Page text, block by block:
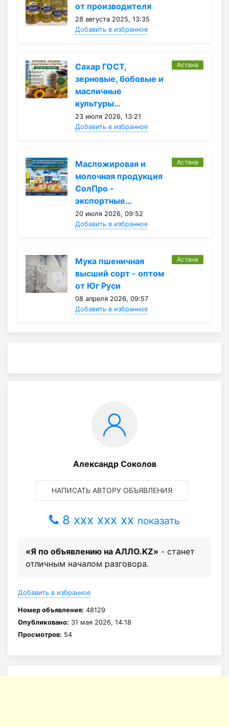
от производителя
28 августа 2025, 13:35
Добавить в избранное
Сахар ГОСТ,
зерновые, бобовые и
масличные
культуры…
23 июля 2026, 13:21
Добавить в избранное
Астана
Масложировая и
молочная продукция
СолПро -
экспортные…
20 июля 2026, 09:52
Добавить в избранное
Астана
Мука пшеничная
высший сорт - оптом
от Юг Руси
08 апреля 2026, 09:57
Добавить в избранное
Астана
Александр Соколов
НАПИСАТЬ АВТОРУ ОБЪЯВЛЕНИЯ
8 xxx xxx xx показать
«Я по объявлению на АЛЛО.KZ» - станет
отличным началом разговора.
Добавить в избранное
Номер объявления: 48129
Опубликовано: 31 мая 2026, 14:18
Просмотров: 54